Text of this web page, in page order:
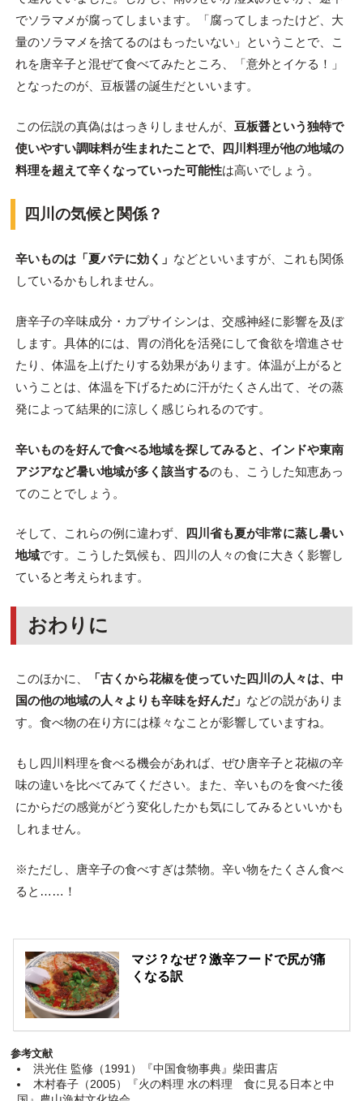
でソラマメが腐ってしまいます。「腐ってしまったけど、大
量のソラマメを捨てるのはもったいない」ということで、こ
れを唐辛子と混ぜて食べてみたところ、「意外とイケる！」
となったのが、豆板醤の誕生だといいます。
この伝説の真偽ははっきりしませんが、 豆板醤という独特で
使いやすい調味料が生まれたことで、四川料理が他の地域の
料理を超えて辛くなっていった可能性は高いでしょう。
四川の気候と関係？
辛いものは「夏バテに効く」 などといいますが、これも関係
しているかもしれません。
唐辛子の辛味成分・カプサイシンは、交感神経に影響を及ぼ
します。具体的には、胃の消化を活発にして食欲を増進させ
たり、体温を上げたりする効果があります。体温が上がると
いうことは、体温を下げるために汗がたくさん出て、その蒸
発によって結果的に涼しく感じられるのです。
辛いものを好んで食べる地域を探してみると、インドや東南
アジアなど暑い地域が多く該当するのも、こうした知恵あっ
てのことでしょう。
そして、これらの例に違わず、
四川省も夏が非常に蒸し暑い
地域です。こうした気候も、四川の人々の食に大きく影響し
ていると考えられます。
おわりに
このほかに、
「古くから花椒を使っていた四川の人々は、中
国の他の地域の人々よりも辛味を好んだ」 などの説がありま
す。食べ物の在り方には様々なことが影響していますね。
もし四川料理を食べる機会があれば、ぜひ唐辛子と花椒の辛
味の違いを比べてみてください。また、辛いものを食べた後
にからだの感覚がどう変化したかも気にしてみるといいかも
しれません。
※ただし、唐辛子の食べすぎは禁物。辛い物をたくさん食べ
ると……！
マジ？なぜ？激辛フードで尻が痛
くなる訳
参考文献
洪光住 監修（1991）『中国食物事典』柴田書店
木村春子（2005）『火の料理 水の料理 食に見る日本と中